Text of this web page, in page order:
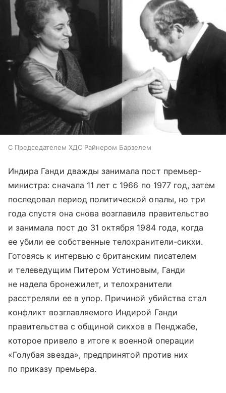
С Председателем ХДС Райнером Барзелем
Индира Ганди дважды занимала пост премьер-
министра: сначала 11 лет с 1966 по 1977 год, затем
последовал период политической опалы, но три
года спустя она снова возглавила правительство
и занимала пост до 31 октября 1984 года, когда
ее убили ее собственные телохранители-сикхи.
Готовясь к интервью с британским писателем
и телеведущим Питером Устиновым, Ганди
не надела бронежилет, и телохранители
расстреляли ее в упор. Причиной убийства стал
конфликт возглавляемого Индирой Ганди
правительства с общиной сикхов в Пенджабе,
которое привело в итоге к военной операции
«Голубая звезда», предпринятой против них
по приказу премьера.